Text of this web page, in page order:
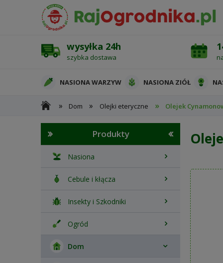
wysyłka 24h
szybka dostawa
NASIONA WARZYW NASIONA ZIÓŁ
OCHRONA ROŚLIN
» Dom » Olejki eteryczne » Olejek
Produkty
Nasiona
Cebule i kłącza
Insekty i Szkodniki
Ogród
Dom